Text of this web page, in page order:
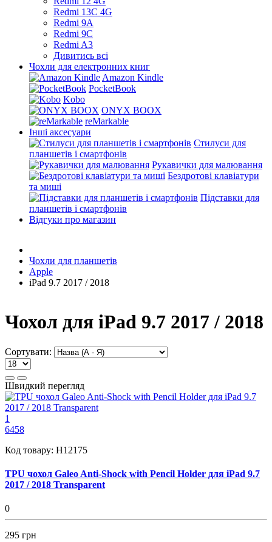
Redmi 13C 4G
Redmi 9A
Redmi 9C
Redmi A3
Дивитись всі
Чохли для електронних книг
Amazon Kindle
PocketBook
Kobo
ONYX BOOX
reMarkable
Інші аксесуари
Стилуси для
планшетів і смартфонів
Рукавички для малювання
Бездротові клавіатури
та миші
Підставки для
планшетів і смартфонів
Відгуки про магазин
Чохли для планшетів
Apple
iPad 9.7 2017 / 2018
Чохол для iPad 9.7 2017 / 2018
Сортувати:
Швидкий перегляд
1
6458
Код товару: H12175
TPU чохол Galeo Anti-Shock with Pencil Holder для iPad 9.7
2017 / 2018 Transparent
0
295 грн